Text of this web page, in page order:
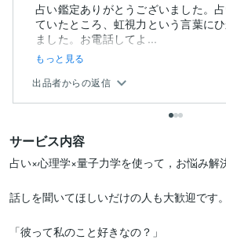
占い鑑定ありがとうございました。
ていたところ、虹視力という言葉に
ました。お電話してよ...
もっと見る
出品者からの返信
サービス内容
占い×心理学×量子力学を使って，お悩み解
話しを聞いてほしいだけの人も大歓迎です。
「彼って私のこと好きなの？」